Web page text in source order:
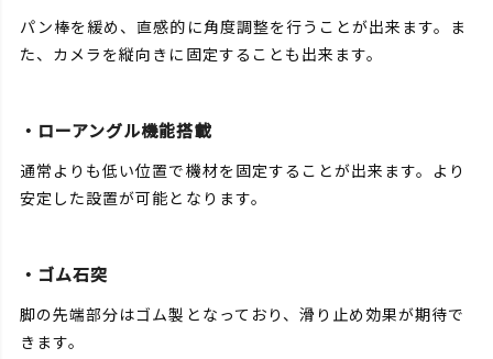
パン棒を緩め、直感的に角度調整を行うことが出来ます。ま
た、カメラを縦向きに固定することも出来ます。
・ローアングル機能搭載
通常よりも低い位置で機材を固定することが出来ます。より
安定した設置が可能となります。
・ゴム石突
脚の先端部分はゴム製となっており、滑り止め効果が期待で
きます。